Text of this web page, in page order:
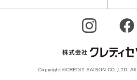
Copyright ©CREDIT SAISON CO.,LTD. All